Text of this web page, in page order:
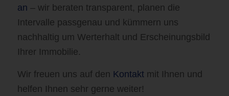
an – wir beraten transparent, planen die
Intervalle passgenau und kümmern uns
nachhaltig um Wert­erhalt und Erscheinungsbild
Ihrer Immobilie.
Wir freuen uns auf den Kontaktmit Ihnen und
helfen Ihnen sehr gerne weiter!